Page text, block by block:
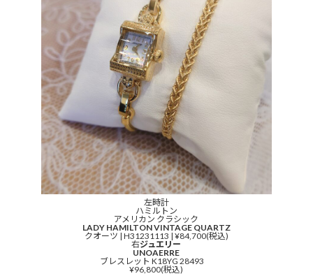
左時計
ハミルトン
アメリカン クラシック
LADY HAMILTON VINTAGE QUARTZ
クオーツ | H31231113 | ¥84,700(税込)
右ジュエリー
UNOAERRE
ブレスレット K18YG 28493
¥96,800(税込)